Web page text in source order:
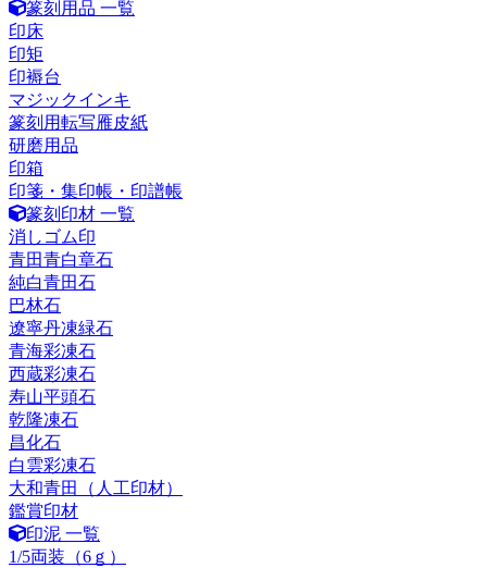
篆刻用品 一覧
印床
印矩
印褥台
マジックインキ
篆刻用転写雁皮紙
研磨用品
印箱
印箋・集印帳・印譜帳
篆刻印材 一覧
消しゴム印
青田青白章石
純白青田石
巴林石
遼寧丹凍緑石
青海彩凍石
西蔵彩凍石
寿山平頭石
乾隆凍石
昌化石
白雲彩凍石
大和青田（人工印材）
鑑賞印材
印泥 一覧
1/5両装（6ｇ）